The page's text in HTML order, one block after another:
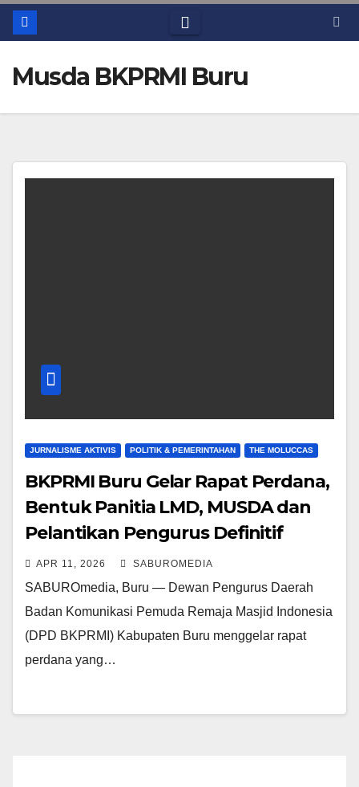
Musda BKPRMI Buru
JURNALISME AKTIVIS POLITIK & PEMERINTAHAN THE MOLUCCAS
BKPRMI Buru Gelar Rapat Perdana,
Bentuk Panitia LMD, MUSDA dan
Pelantikan Pengurus Definitif
APR 11, 2026 SABUROMEDIA
SABUROmedia, Buru — Dewan Pengurus Daerah
Badan Komunikasi Pemuda Remaja Masjid Indonesia
(DPD BKPRMI) Kabupaten Buru menggelar rapat
perdana yang…